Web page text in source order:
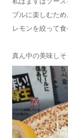
プルに楽しむため
レモンを絞って食
真ん中の美味しそ